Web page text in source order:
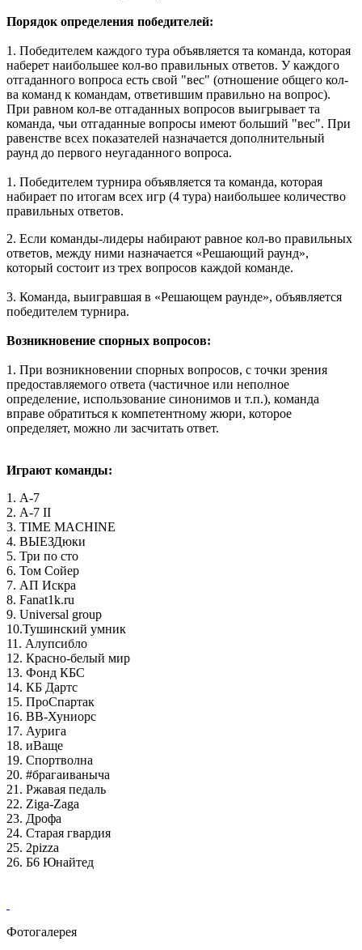
Порядок определения победителей:
1. Победителем каждого тура объявляется та команда, которая
наберет наибольшее кол-во правильных ответов. У каждого
отгаданного вопроса есть свой "вес" (отношение общего кол-
ва команд к командам, ответившим правильно на вопрос).
При равном кол-ве отгаданных вопросов выигрывает та
команда, чьи отгаданные вопросы имеют больший "вес". При
равенстве всех показателей назначается дополнительный
раунд до первого неугаданного вопроса.
1. Победителем турнира объявляется та команда, которая
набирает по итогам всех игр (4 тура) наибольшее количество
правильных ответов.
2. Если команды-лидеры набирают равное кол-во правильных
ответов, между ними назначается «Решающий раунд»,
который состоит из трех вопросов каждой команде.
3. Команда, выигравшая в «Решающем раунде», объявляется
победителем турнира.
Возникновение спорных вопросов:
1. При возникновении спорных вопросов, с точки зрения
предоставляемого ответа (частичное или неполное
определение, использование синонимов и т.п.), команда
вправе обратиться к компетентному жюри, которое
определяет, можно ли засчитать ответ.
Играют команды:
1. А-7
2. А-7 II
3. TIME MACHINE
4. ВЫЕЗДюки
5. Три по сто
6. Том Сойер
7. АП Искра
8. Fanat1k.ru
9. Universal group
10.Тушинский умник
11. Алупсибло
12. Красно-белый мир
13. Фонд КБС
14. КБ Дартс
15. ПроСпартак
16. ВВ-Хуниорс
17. Аурига
18. иВаще
19. Спортволна
20. #брагаиваныча
21. Ржавая педаль
22. Ziga-Zaga
23. Дрофа
24. Старая гвардия
25. 2pizza
26. Б6 Юнайтед
Фотогалерея